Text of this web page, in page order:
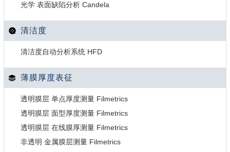
光学 表面缺陷分析 Candela
清洁度
清洁度自动分析系统 HFD
薄膜厚度表征
透明膜层 单点厚度测量 Filmetrics
透明膜层 面型厚度测量 Filmetrics
透明膜层 在线膜厚测量 Filmetrics
非透明 金属膜层测量 Filmetrics